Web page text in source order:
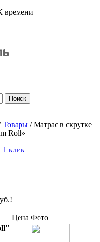
времени
Товары / Матрас в скрутке
Roll»
1 клик
Цена Фото